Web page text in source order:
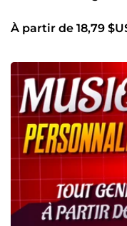
À partir de 18,79